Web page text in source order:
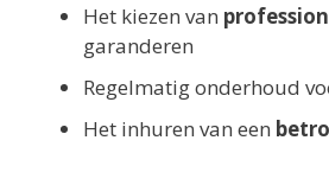
Het kiezen van
garanderen
Regelmatig onderhoud
Het inhuren van een